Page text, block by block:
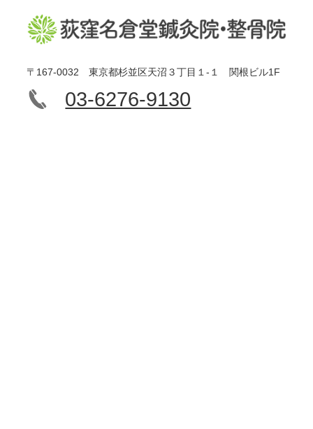
〒167-0032 東京都杉並区天沼３丁目１-１ 関根ビル1F
03-6276-9130